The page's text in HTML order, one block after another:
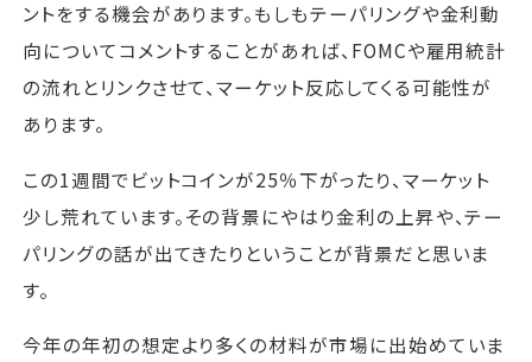
ントをする機会があります。もしもテーパリングや金利動
向についてコメントすることがあれば、FOMCや雇用統計
の流れとリンクさせて、マーケット反応してくる可能性が
あります。
この1週間でビットコインが25％下がったり、マーケット
少し荒れています。その背景にやはり金利の上昇や、テー
パリングの話が出てきたりということが背景だと思いま
す。
今年の年初の想定より多くの材料が市場に出始めていま